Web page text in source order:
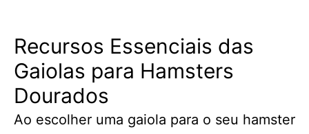
Recursos Essenciais das
Gaiolas para Hamsters
Dourados
Ao escolher uma gaiola para o seu hamster